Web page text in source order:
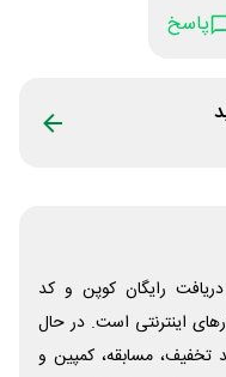
پاسخ
رایگان کوپن و کد
اینترنتی است. در حال
تخفیف، مسابقه، کمپین و